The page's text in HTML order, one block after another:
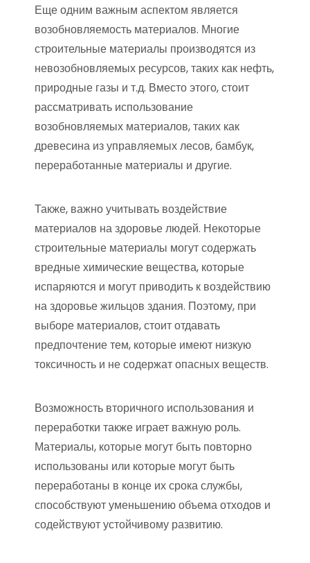
Еще одним важным аспектом является
возобновляемость материалов. Многие
строительные материалы производятся из
невозобновляемых ресурсов, таких как нефть,
природные газы и т.д. Вместо этого, стоит
рассматривать использование
возобновляемых материалов, таких как
древесина из управляемых лесов, бамбук,
переработанные материалы и другие.
Также, важно учитывать воздействие
материалов на здоровье людей. Некоторые
строительные материалы могут содержать
вредные химические вещества, которые
испаряются и могут приводить к воздействию
на здоровье жильцов здания. Поэтому, при
выборе материалов, стоит отдавать
предпочтение тем, которые имеют низкую
токсичность и не содержат опасных веществ.
Возможность вторичного использования и
переработки также играет важную роль.
Материалы, которые могут быть повторно
использованы или которые могут быть
переработаны в конце их срока службы,
способствуют уменьшению объема отходов и
содействуют устойчивому развитию.